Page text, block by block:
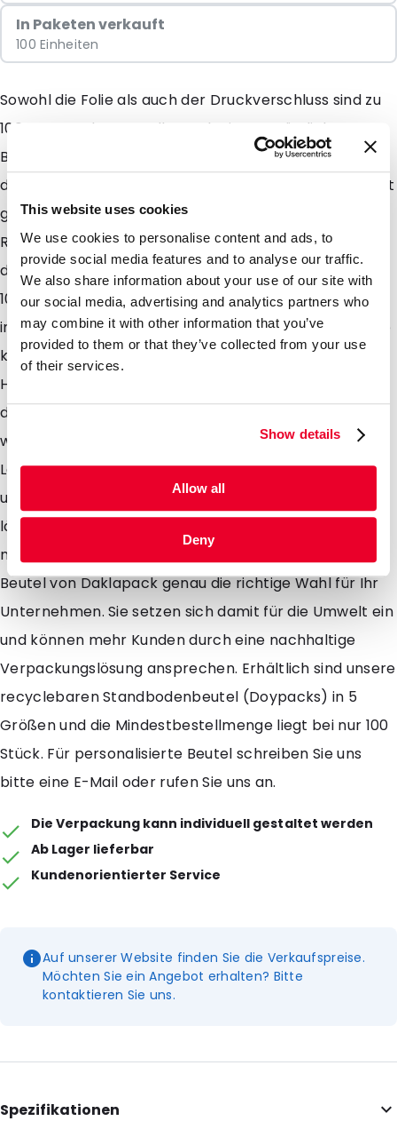
This website uses cookies
We use cookies to personalise content and ads, to
provide social media features and to analyse our traffic.
We also share information about your use of our site with
our social media, advertising and analytics partners who
may combine it with other information that you’ve
provided to them or that they’ve collected from your use
of their services.
Show details
Allow all
Deny
In Paketen verkauft
100 Einheiten
Sowohl die Folie als auch der Druckverschluss sind zu
100 % aus PE hergestellt. Dank einer zusätzlichen
Beschichtung für bessere Barriereeigenschaften sind
die Produkte trotzdem vor Sauerstoff und Feuchtigkeit
geschützt. Die Barriere beeinträchtigt die
Recycelfähigkeit der Beutel nicht. Diese können nach
dem Gebrauch über den Plastikmüll entsorgt und zu
100 % recycelt werden. Die Beutel sind dank dem
integrierten Druckverschluss wiederverschließbar. Sie
können auch mit einem herkömmlichen
Heißsiegelgerät verschweißt und vom Verbraucher
dank der praktischen Aufreißkerbe leicht geöffnet
werden. Die Beutel eignen sich sowohl für
Lebensmittel- als auch für Non-Food-Anwendungen
und bieten aufgrund der zusätzlichen Barriere eine
längere Haltbarkeit. Wenn Sie Ihre Produkte
nachhaltig verpacken wollen sind die Monomaterial-
Beutel von Daklapack genau die richtige Wahl für Ihr
Unternehmen. Sie setzen sich damit für die Umwelt ein
und können mehr Kunden durch eine nachhaltige
Verpackungslösung ansprechen. Erhältlich sind unsere
recyclebaren Standbodenbeutel (Doypacks) in 5
Größen und die Mindestbestellmenge liegt bei nur 100
Stück. Für personalisierte Beutel schreiben Sie uns
bitte eine E-Mail oder rufen Sie uns an.
Die Verpackung kann individuell gestaltet werden
Ab Lager lieferbar
Kundenorientierter Service
Auf unserer Website finden Sie die Verkaufspreise.
Möchten Sie ein Angebot erhalten? Bitte
kontaktieren Sie uns.
Spezifikationen